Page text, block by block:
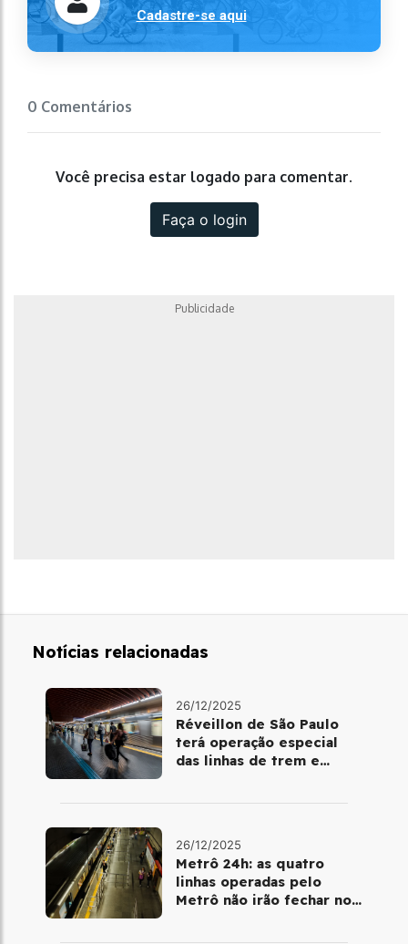
Cadastre-se aqui
0 Comentários
Você precisa estar logado para comentar.
Faça o login
Publicidade
Notícias relacionadas
26/12/2025
Réveillon de São Paulo
terá operação especial
das linhas de trem e
26/12/2025
Metrô 24h: as quatro
linhas operadas pelo
Metrô não irão fechar no